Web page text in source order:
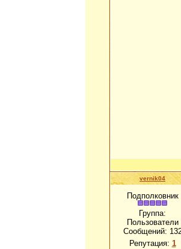
vernik04
Подполковник
Группа:
Пользователи
Сообщений:
Репутация: 1